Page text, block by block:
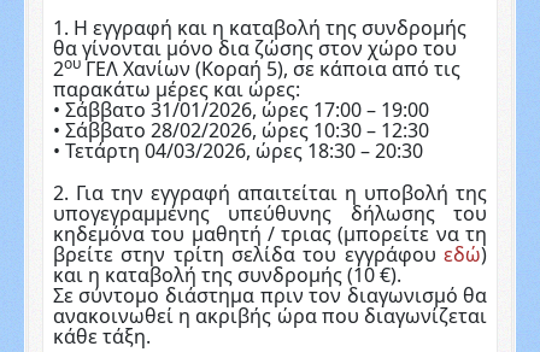
1. Η εγγραφή και η καταβολή της συνδρομής
θα γίνονται μόνο δια ζώσης στον χώρο του
2ουΓΕΛ Χανίων (Κοραή 5), σε κάποια από τις
παρακάτω μέρες και ώρες:
• Σάββατο 31/01/2026, ώρες 17:00 – 19:00
• Σάββατο 28/02/2026, ώρες 10:30 – 12:30
• Τετάρτη 04/03/2026, ώρες 18:30 – 20:30
2. Για την εγγραφή απαιτείται η υποβολή της
υπογεγραμμένης υπεύθυνης δήλωσης του
κηδεμόνα του μαθητή / τριας (μπορείτε να τη
βρείτε στην τρίτη σελίδα του εγγράφουεδώ)
και η καταβολή της συνδρομής (10 €).
Σε σύντομο διάστημα πριν τον διαγωνισμό θα
ανακοινωθεί η ακριβής ώρα που διαγωνίζεται
κάθε τάξη.